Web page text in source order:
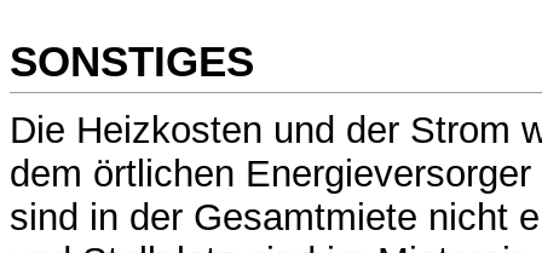
SONSTIGES
Die Heizkosten und der Strom
dem örtlichen
sind in der Gesamtmiete nicht